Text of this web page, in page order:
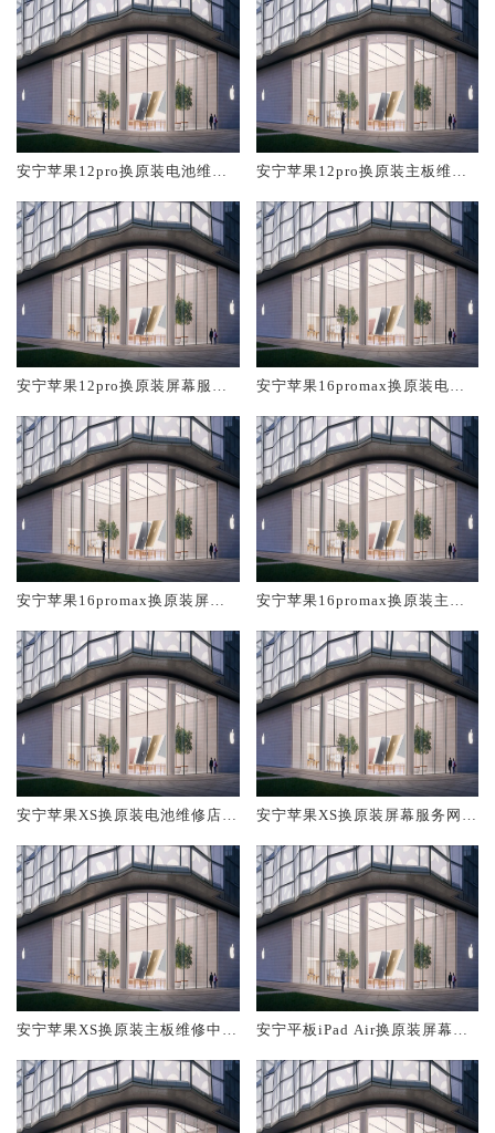
安宁苹果12pro换原装电池维修
安宁苹果12pro换原装主板维修
安宁苹果12pro换原装屏幕服务
安宁苹果16promax换原装电池
安宁苹果16promax换原装屏幕
安宁苹果16promax换原装主板
安宁苹果XS换原装电池维修店大
安宁苹果XS换原装屏幕服务网点
安宁苹果XS换原装主板维修中心
安宁平板iPad Air换原装屏幕服